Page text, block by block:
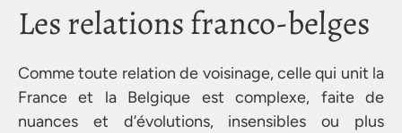
Les relations franco-belges
Comme toute relation de voisinage, celle qui unit la
France et la Belgique est complexe, faite de
nuances et d’évolutions, insensibles ou plus